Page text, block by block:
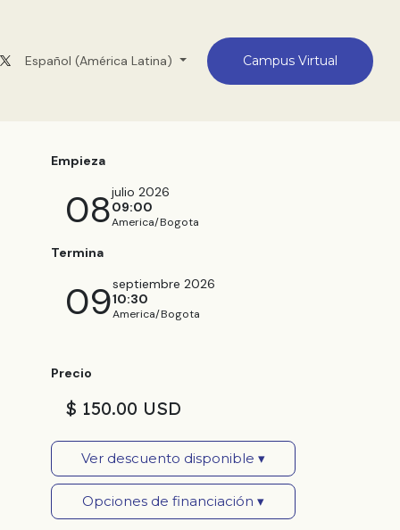
Contacto
Español (América Latina) Campus Virtual
Empieza
08julio 2026
09:00
America/Bogota
Termina
09septiembre 2026
10:30
America/Bogota
Precio
$ 150.00 USD
Ver descuento disponible ▾
Opciones de financiación ▾